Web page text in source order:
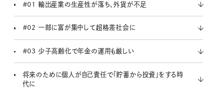
#01 輸出産業の生産性が落ち、外貨が不足
#02 一部に富が集中して超格差社会に
#03 少子高齢化で年金の運用も厳しい
将来のために個人が自己責任で「貯蓄から投資」をする時
代に